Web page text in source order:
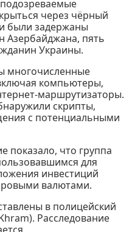
через чёрный
были задержаны
Азербайджана, пять
Украины.
многочисленные
компьютеры,
маршрутизаторы.
скрипты,
с потенциальными
показало, что группа
для
инвестиций
валютами.
в полицейский
Расследование